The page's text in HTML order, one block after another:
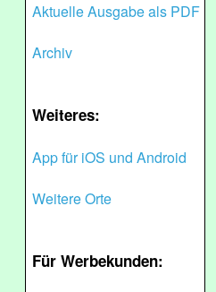
Aktuelle Ausgabe als PDF
Archiv
Weiteres:
App für iOS und Android
Weitere Orte
Für Werbekunden: